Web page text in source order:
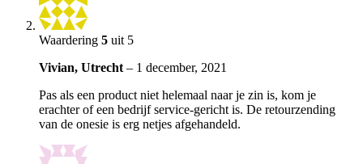
Waardering 5 uit 5
Vivian, Utrecht – 1 december, 2021
Pas als een product niet helemaal naar je zin is, kom je
erachter of een bedrijf service-gericht is. De retourzending
van de onesie is erg netjes afgehandeld.